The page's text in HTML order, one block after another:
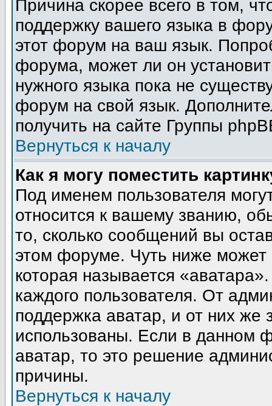
Причина скорее всего в том,
поддержку вашего языка в
этот форум на ваш язык.
форума, может ли он
нужного языка пока не
форум на свой язык.
получить на сайте Группы
Вернуться к началу
Как я могу поместить
Под именем пользователя
относится к вашему званию,
то, сколько сообщений вы
этом форуме. Чуть ниже может
которая называется
каждого пользователя. От
поддержка аватар, и от них же
использованы. Если в данном
аватар, то это решение
причины.
Вернуться к началу